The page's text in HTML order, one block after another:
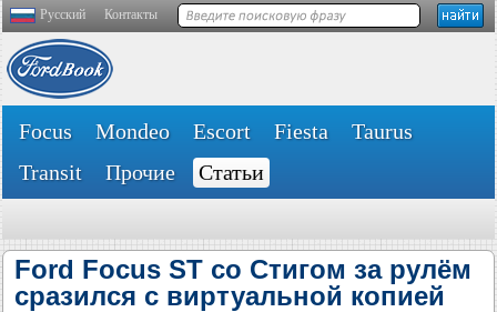
Русский Контакты
Focus Mondeo Escort Fiesta
Taurus
Transit
Прочие Статьи
Ford Focus ST со Стигом за рулём
сразился с виртуальной копией